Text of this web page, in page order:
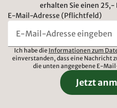
erhalten Sie einen
E-Mail-Adresse (Pflichtfeld)
Ich habe die Informationen zum
einverstanden, dass eine Nachricht
die unten angegebene E-
Jetzt